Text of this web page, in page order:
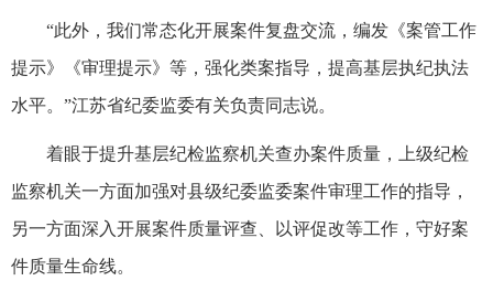
“此外，我们常态化开展案件复盘交流，编发《案管工作
提示》《审理提示》等，强化类案指导，提高基层执纪执法
水平。”江苏省纪委监委有关负责同志说。
着眼于提升基层纪检监察机关查办案件质量，上级纪检
监察机关一方面加强对县级纪委监委案件审理工作的指导，
另一方面深入开展案件质量评查、以评促改等工作，守好案
件质量生命线。